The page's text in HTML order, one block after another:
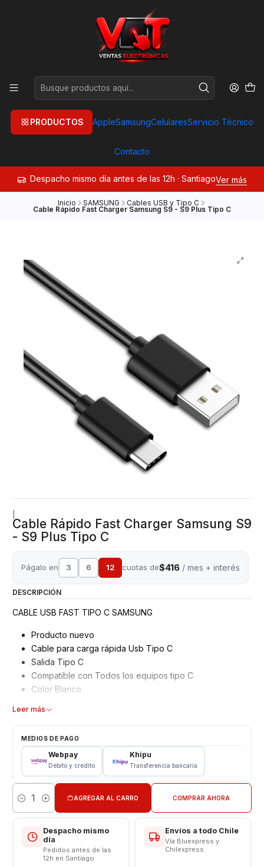
PRODUCTOS AppleSamsungCelularesServicio Técnico
Contacto
Despacho mismo día antes de las 12h · SantiagoVer más
Inicio SAMSUNG Cables USB y Tipo C
Cable Rápido Fast Charger Samsung S9 - S9 Plus Tipo C
Cable Rápido Fast Charger Samsung S9
- S9 Plus Tipo C
Págalo en 3 6 12 cuotas de$416 / mes + interés
DESCRIPCIÓN
CABLE USB FAST TIPO C SAMSUNG
Producto nuevo
Cable para carga rápida Usb Tipo C
Salida Tipo C
Compatible con Todos los equipos tipo C
Color Blanco
SOMOS VENTAS ELECTRONICAS
Leer más
MEDIOS DE PAGO
Webpay
Débito y crédito
Khipu
Transferencia bancaria
Cantidad
AGREGAR AL CARRO COMPRAR AHORA
Despacho mismo
día
Pedidos antes de las
12h en Santiago
Envíos a todo Chile
Vía Bluexpress y
Chilexpress